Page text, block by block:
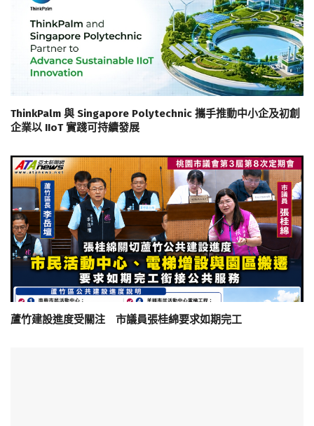
ThinkPalm 與 Singapore Polytechnic 攜手推動中小企及初創
企業以 IIoT 實踐可持續發展
蘆竹建設進度受關注 市議員張桂綿要求如期完工